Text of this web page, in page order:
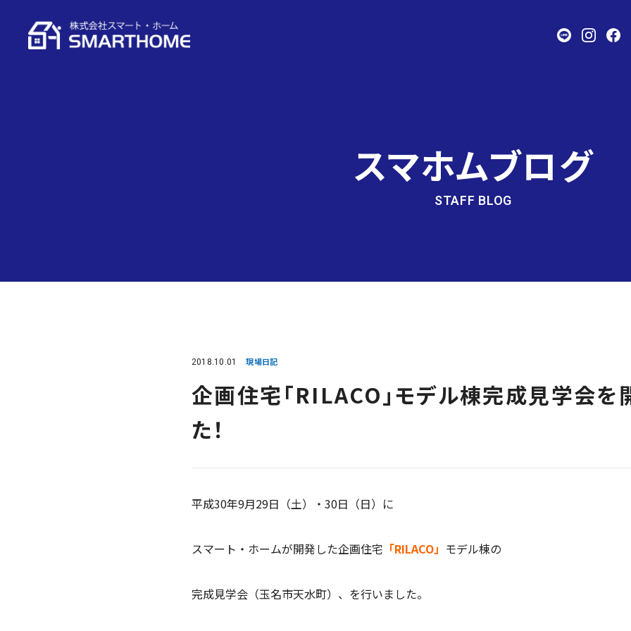
スマホムブログ
STAFF BLOG
2018.10.01 現場日記
企画住宅「RILACO」モデル棟完成見学会を
た！
平成30年9月29日（土）・30日（日）に
スマート・ホームが開発した企画住宅 「RILACO」 モデル棟の
完成見学会（玉名市天水町）、を行いました。